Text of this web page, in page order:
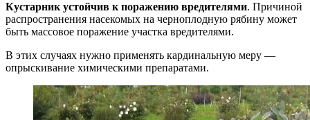
Кустарник устойчив к поражению вредителями. Причиной
распространения насекомых на черноплодную рябину может
быть массовое поражение участка вредителями.
В этих случаях нужно применять кардинальную меру —
опрыскивание химическими препаратами.